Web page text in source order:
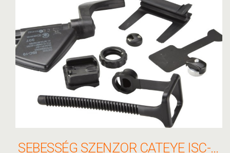
SEBESSÉG SZENZOR CATEYE ISC-11 PEDÁLFORDULATTAL ANT+